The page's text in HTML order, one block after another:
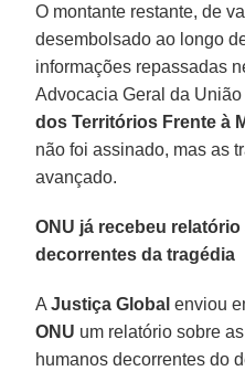
O montante restante, de
desembolsado ao longo
informações repassadas
Advocacia Geral da
dos Territórios Frente à
não foi assinado, mas as
avançado.
ONU já recebeu
decorrentes da tragédia
AJustiça Global enviou
ONU um relatório sobre
humanos decorrentes do